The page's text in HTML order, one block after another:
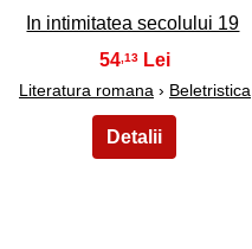
In intimitatea secolului 19
54 ,13
Literatura romana› Beletristica